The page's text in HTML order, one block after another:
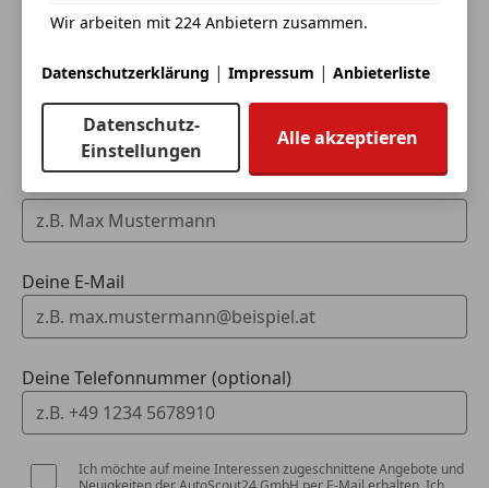
(unverbindlich).
Fahrzeugdaten hinzufügen
Dein Name
Deine E-Mail
Deine Telefonnummer (optional)
Ich möchte auf meine Interessen zugeschnittene Angebote und
Wir arbeiten mit 224 Anbietern zusammen.
Datenschutzerklärung | Impressum | Anbieterliste
Datenschutz-
Einstellungen
Alle akzeptieren